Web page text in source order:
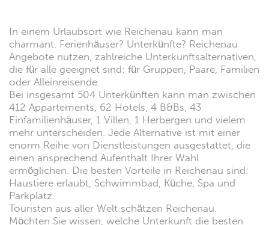
In einem Urlaubsort wie Reichenau kann man
charmant. Ferienhäuser? Unterkünfte? Reichenau
Angebote nutzen, zahlreiche Unterkunftsalternativen,
die für alle geeignet sind: für Gruppen, Paare, Familien
oder Alleinreisende.
Bei insgesamt 504 Unterkünften kann man zwischen
412 Appartements, 62 Hotels, 4 B&Bs, 43
Einfamilienhäuser, 1 Villen, 1 Herbergen und vielem
mehr unterscheiden. Jede Alternative ist mit einer
enorm Reihe von Dienstleistungen ausgestattet, die
einen ansprechend Aufenthalt Ihrer Wahl
ermöglichen. Die besten Vorteile in Reichenau sind:
Haustiere erlaubt, Schwimmbad, Küche, Spa und
Parkplatz.
Touristen aus aller Welt schätzen Reichenau.
Möchten Sie wissen, welche Unterkunft die besten